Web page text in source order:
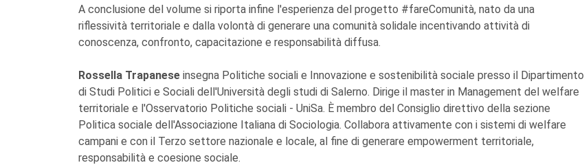
A conclusione del volume si riporta infine l'esperienza del progetto #fareComunità, nato da una
riflessività territoriale e dalla volontà di generare una comunità solidale incentivando attività di
conoscenza, confronto, capacitazione e responsabilità diffusa.
Rossella Trapanese insegna Politiche sociali e Innovazione e sostenibilità sociale presso il Dipartimento
di Studi Politici e Sociali dell'Università degli studi di Salerno. Dirige il master in Management del welfare
territoriale e l'Osservatorio Politiche sociali - UniSa. È membro del Consiglio direttivo della sezione
Politica sociale dell'Associazione Italiana di Sociologia. Collabora attivamente con i sistemi di welfare
campani e con il Terzo settore nazionale e locale, al fine di generare empowerment territoriale,
responsabilità e coesione sociale.